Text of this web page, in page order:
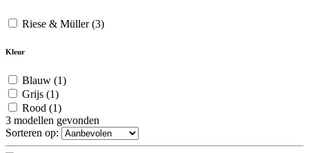
Riese & Müller(3)
Kleur
Blauw (1)
Grijs (1)
Rood (1)
3 modellen gevonden
Sorteren op: